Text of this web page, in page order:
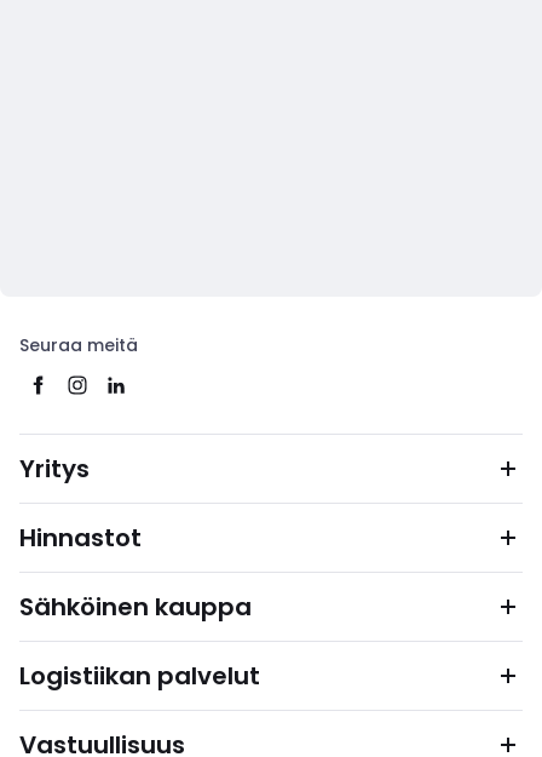
Seuraa meitä
Yritys
Hinnastot
Sähköinen kauppa
Logistiikan palvelut
Vastuullisuus